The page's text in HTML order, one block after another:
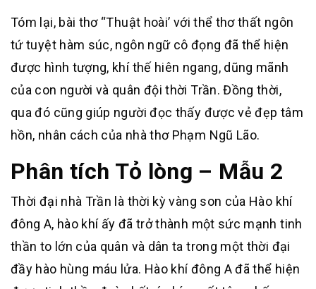
Tóm lại, bài thơ “Thuật hoài’ với thể thơ thất ngôn
tứ tuyệt hàm súc, ngôn ngữ cô đọng đã thể hiện
được hình tượng, khí thế hiên ngang, dũng mãnh
của con người và quân đội thời Trần. Đồng thời,
qua đó cũng giúp người đọc thấy được vẻ đẹp tâm
hồn, nhân cách của nhà thơ Phạm Ngũ Lão.
Phân tích Tỏ lòng – Mẫu 2
Thời đại nhà Trần là thời kỳ vàng son của Hào khí
đông A, hào khí ấy đã trở thành một sức mạnh tinh
thần to lớn của quân và dân ta trong một thời đại
đầy hào hùng máu lửa. Hào khí đông A đã thể hiện